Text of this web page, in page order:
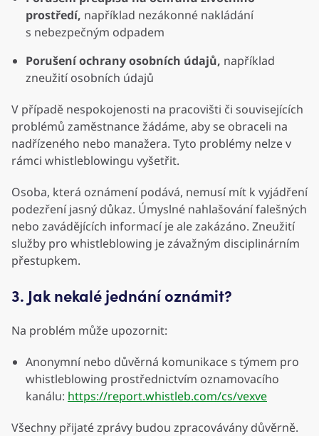
prostředí, například nezákonné nakládání
s nebezpečným odpadem
Porušení ochrany osobních údajů, například
zneužití osobních údajů
V případě nespokojenosti na pracovišti či souvisejících
problémů zaměstnance žádáme, aby se obraceli na
nadřízeného nebo manažera. Tyto problémy nelze v
rámci whistleblowingu vyšetřit.
Osoba, která oznámení podává, nemusí mít k vyjádření
podezření jasný důkaz. Úmyslné nahlašování falešných
nebo zavádějících informací je ale zakázáno. Zneužití
služby pro whistleblowing je závažným disciplinárním
přestupkem.
3. Jak nekalé jednání oznámit?
Na problém může upozornit:
Anonymní nebo důvěrná komunikace s týmem pro
whistleblowing prostřednictvím oznamovacího
kanálu: https://report.whistleb.com/cs/vexve
Všechny přijaté zprávy budou zpracovávány důvěrně.